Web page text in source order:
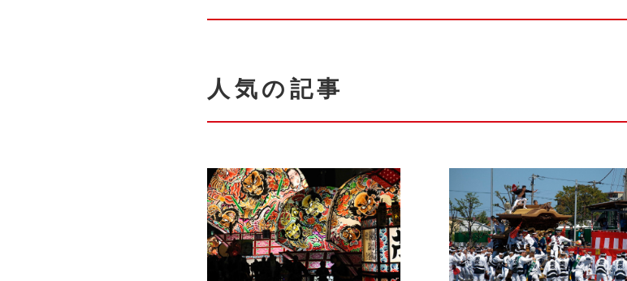
人気の記事